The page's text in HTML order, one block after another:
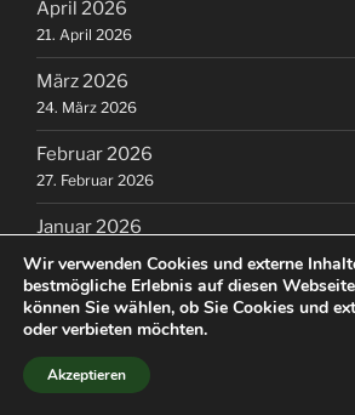
April 2026
21. April 2026
März 2026
24. März 2026
Februar 2026
27. Februar 2026
Januar 2026
16. Januar 2026
Dezember 2025
16. Dezember 2025
Wir verwenden Cookies und externe
bestmögliche Erlebnis auf diesen
können Sie wählen, ob Sie Cookies und
oder verbieten möchten.
Akzeptieren